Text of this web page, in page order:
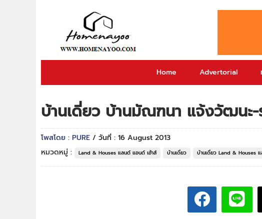
Home Advertorial
บ้านเดี่ยว บ้านมัณฑนา แจ้งวัฒนะ
โพสโดย : PURE / วันที่ : 16 August 2013
หมวดหมู่ :
Land & Houses แลนด์ แอนด์ เฮ้าส์ บ้านเดี่ยว บ้านเดี่ยว Land & Houses